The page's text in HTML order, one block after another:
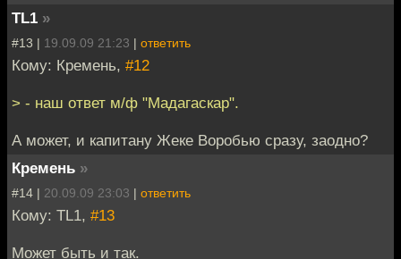
TL1 »
#13 | 19.09.09 21:23 | ответить
Кому: Кремень, #12
> - наш ответ м/ф "Мадагаскар".
А может, и капитану Жеке Воробью сразу, заодно?
Кремень »
#14 | 20.09.09 23:03 | ответить
Кому: TL1, #13
Может быть и так.